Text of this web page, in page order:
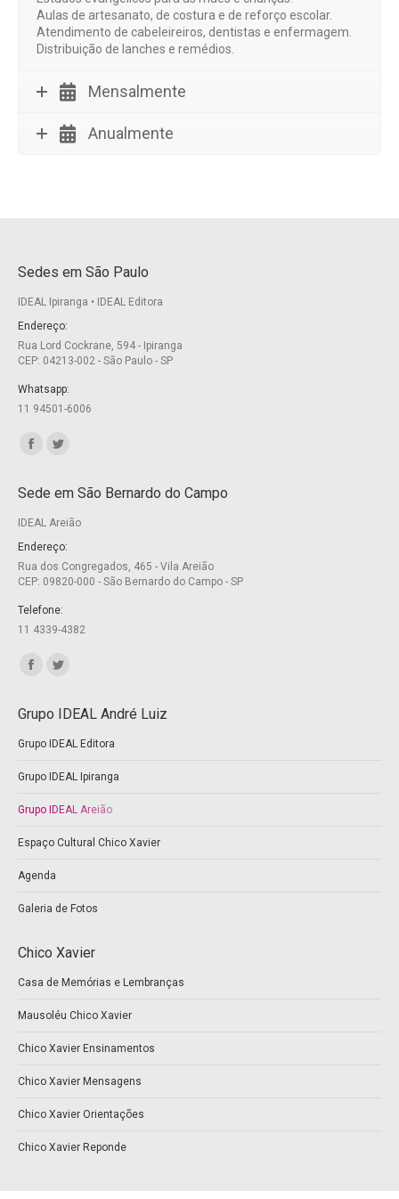
Aulas de artesanato, de costura e de reforço escolar.
Atendimento de cabeleireiros, dentistas e enfermagem.
Distribuição de lanches e remédios.
Mensalmente
Anualmente
Sedes em São Paulo
IDEAL Ipiranga • IDEAL Editora
Endereço:
Rua Lord Cockrane, 594 - Ipiranga
CEP: 04213-002 - São Paulo - SP
Whatsapp:
11 94501-6006
Encontre-nos em:
opens
in
new
window
opens
in
new
window
Sede em São Bernardo do Campo
IDEAL Areião
Endereço:
Rua dos Congregados, 465 - Vila Areião
CEP: 09820-000 - São Bernardo do Campo - SP
Telefone:
11 4339-4382
Encontre-nos em:
opens
in
opens
in
Grupo IDEAL André Luiz
Grupo IDEAL Editora
Grupo IDEAL Ipiranga
Grupo IDEAL Areião
Espaço Cultural Chico Xavier
Agenda
Galeria de Fotos
Chico Xavier
Casa de Memórias e Lembranças
Mausoléu Chico Xavier
Chico Xavier Ensinamentos
Chico Xavier Mensagens
Chico Xavier Orientações
Chico Xavier Reponde